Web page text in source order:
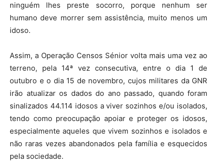
ninguém lhes preste socorro, porque nenhum ser
humano deve morrer sem assistência, muito menos um
idoso.
Assim, a Operação Censos Sénior volta mais uma vez ao
terreno, pela 14ª vez consecutiva, entre o dia 1 de
outubro e o dia 15 de novembro, cujos militares da GNR
irão atualizar os dados do ano passado, quando foram
sinalizados 44.114 idosos a viver sozinhos e/ou isolados,
tendo como preocupação apoiar e proteger os idosos,
especialmente aqueles que vivem sozinhos e isolados e
não raras vezes abandonados pela família e esquecidos
pela sociedade.